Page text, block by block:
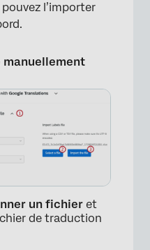
×
pouvez l’importer
manuellement
un fichier et
de traduction